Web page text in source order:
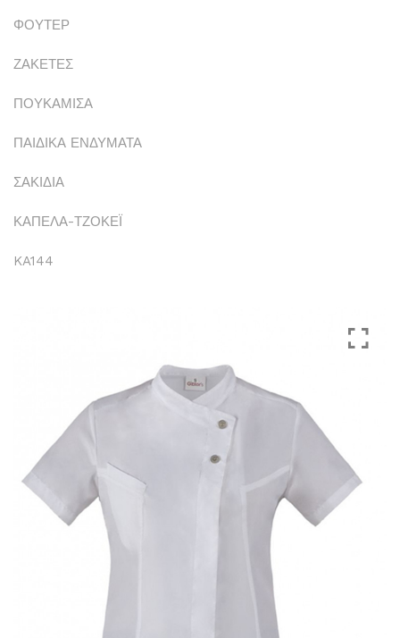
ΦΟΥΤΕΡ
ΖΑΚΕΤΕΣ
ΠΟΥΚΑΜΙΣΑ
ΠΑΙΔΙΚΑ ΕΝΔΥΜΑΤΑ
ΣΑΚΙΔΙΑ
ΚΑΠΕΛΑ-ΤΖΟΚΕΪ
KA144